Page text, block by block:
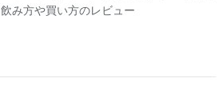
み方や買い方のレビュー